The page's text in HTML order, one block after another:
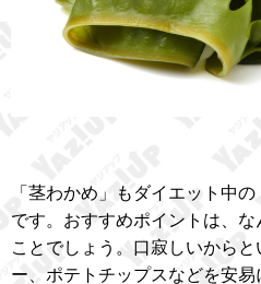
「茎わかめ」もダイエット中
です。おすすめポイントは、
ことでしょう。口寂しいから
ー、ポテトチップスなどを安